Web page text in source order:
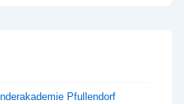
Pfullendorf